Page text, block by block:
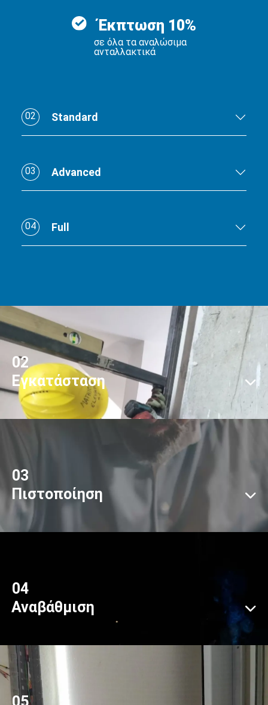
Έκπτωση 10%
σε όλα τα αναλώσιμα
ανταλλακτικά
02 Standard
03 Advanced
04 Full
02
Εγκατάσταση
03
Πιστοποίηση
04
Αναβάθμιση